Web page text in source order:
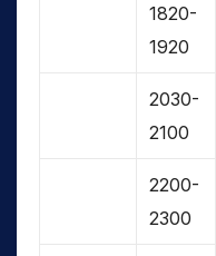
1820-
1920
2030-
2100
2200-
2300